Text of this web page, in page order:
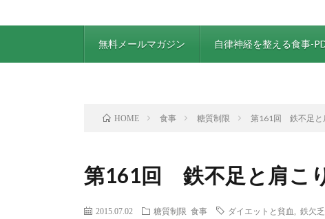
無料メールマガジン 自律神経を整える食事-
HOME 食事 糖質制限 第161回 鉄不足と
第161回 鉄不足と肩こ
2015.07.02 糖質制限 食事 ダイエットと貧血 鉄欠